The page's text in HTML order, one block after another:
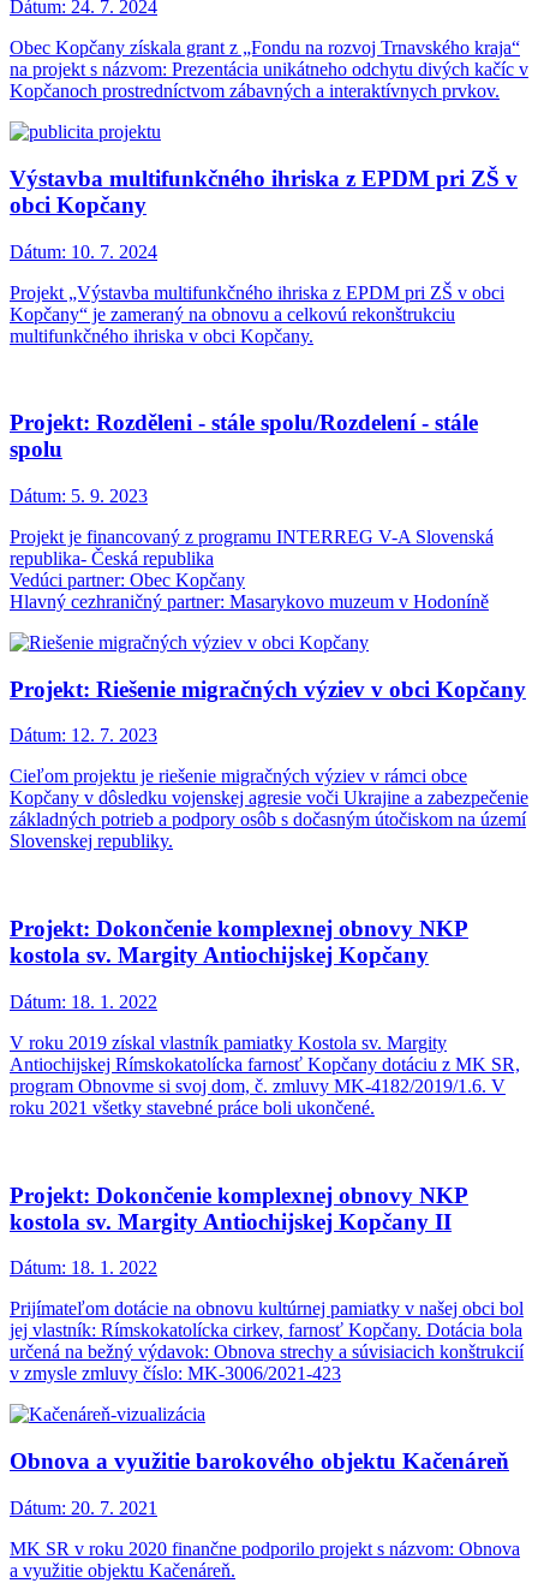
Dátum: 24. 7. 2024
Obec Kopčany získala grant z „Fondu na rozvoj Trnavského kraja“
na projekt s názvom: Prezentácia unikátneho odchytu divých kačíc v
Kopčanoch prostredníctvom zábavných a interaktívnych prvkov.
Výstavba multifunkčného ihriska z EPDM pri ZŠ v
obci Kopčany
Dátum: 10. 7. 2024
Projekt „Výstavba multifunkčného ihriska z EPDM pri ZŠ v obci
Kopčany“ je zameraný na obnovu a celkovú rekonštrukciu
multifunkčného ihriska v obci Kopčany.
Projekt: Rozděleni - stále spolu/Rozdelení - stále
spolu
Dátum: 5. 9. 2023
Projekt je financovaný z programu INTERREG V-A Slovenská
republika- Česká republika
Vedúci partner: Obec Kopčany
Hlavný cezhraničný partner: Masarykovo muzeum v Hodoníně
Projekt: Riešenie migračných výziev v obci Kopčany
Dátum: 12. 7. 2023
Cieľom projektu je riešenie migračných výziev v rámci obce
Kopčany v dôsledku vojenskej agresie voči Ukrajine a zabezpečenie
základných potrieb a podpory osôb s dočasným útočiskom na území
Slovenskej republiky.
Projekt: Dokončenie komplexnej obnovy NKP
kostola sv. Margity Antiochijskej Kopčany
Dátum: 18. 1. 2022
V roku 2019 získal vlastník pamiatky Kostola sv. Margity
Antiochijskej Rímskokatolícka farnosť Kopčany dotáciu z MK SR,
program Obnovme si svoj dom, č. zmluvy MK-4182/2019/1.6. V
roku 2021 všetky stavebné práce boli ukončené.
Projekt: Dokončenie komplexnej obnovy NKP
kostola sv. Margity Antiochijskej Kopčany II
Dátum: 18. 1. 2022
Prijímateľom dotácie na obnovu kultúrnej pamiatky v našej obci bol
jej vlastník: Rímskokatolícka cirkev, farnosť Kopčany. Dotácia bola
určená na bežný výdavok: Obnova strechy a súvisiacich konštrukcií
v zmysle zmluvy číslo: MK-3006/2021-423
Obnova a využitie barokového objektu Kačenáreň
Dátum: 20. 7. 2021
MK SR v roku 2020 finančne podporilo projekt s názvom: Obnova
a využitie objektu Kačenáreň.